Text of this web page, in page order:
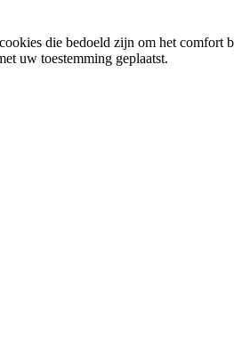
die bedoeld zijn om het comfort
uw toestemming geplaatst.